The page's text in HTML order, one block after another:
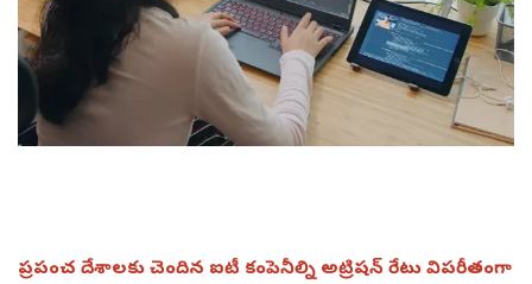
ప్రపంచ దేశాలకు చెందిన ఐటీ కంపెనీల్ని అట్రిషన్‌ రేటు విపరీతంగా